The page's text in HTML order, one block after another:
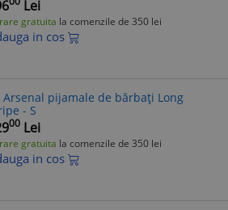
Lei
gratuita la comenzile de 350 lei
in cos
Arsenal pijamale de bărbați Long
- S
00 Lei
gratuita la comenzile de 350 lei
in cos